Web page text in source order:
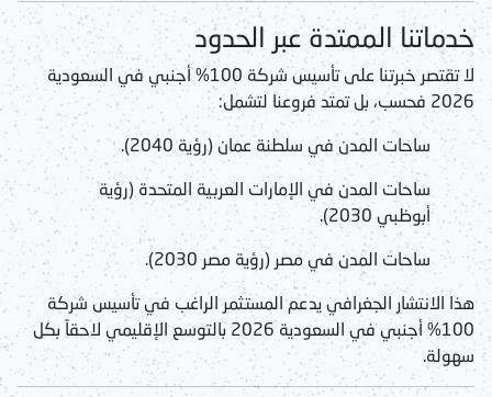
خدماتنا الممتدة عبر الحدود
لا تقتصر خبرتنا على
تأسيس شركة 100% أجنبي في السعودية
2026 فحسب، بل تمتد فروعنا لتشمل:
ساحات المدن في سلطنة عمان (رؤية 2040).
ساحات المدن في الإمارات العربية المتحدة (رؤية
أبوظبي 2030).
ساحات المدن في مصر (رؤية مصر 2030).
هذا الانتشار الجغرافي يدعم المستثمر الراغب فيتأسيس شركة
100% أجنبي في السعودية 2026
بالتوسع الإقليمي لاحقاً بكل
سهولة.